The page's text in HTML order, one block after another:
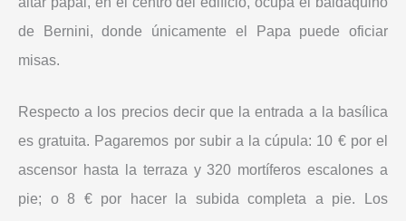
de Bernini, donde únicamente el Papa puede oficiar
misas.
Respecto a los precios decir que la entrada a la basílica
es gratuita. Pagaremos por subir a la cúpula: 10 € por el
ascensor hasta la terraza y 320 mortíferos escalones a
pie; o 8 € por hacer la subida completa a pie. Los